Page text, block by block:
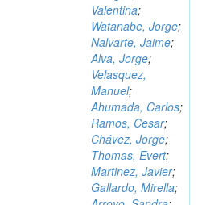
Valentina;
Watanabe, Jorge;
Nalvarte, Jaime;
Alva, Jorge;
Velasquez,
Manuel;
Ahumada, Carlos;
Ramos, Cesar;
Chávez, Jorge;
Thomas, Evert;
Martinez, Javier;
Gallardo, Mirella;